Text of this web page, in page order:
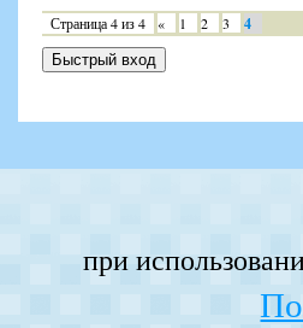
Страница4из4 « 1 2 3 4
при